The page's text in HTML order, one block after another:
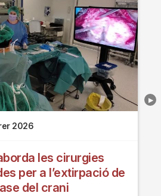
2026
les cirurgies
per a l’extirpació de
del crani